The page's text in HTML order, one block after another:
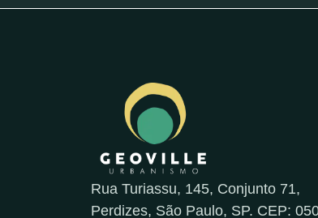
Rua Turiassu, 145, Conjunto 71,
Perdizes, São Paulo, SP. CEP: